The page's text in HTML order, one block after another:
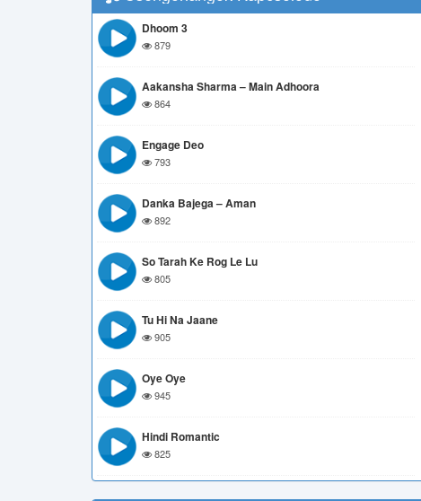
Dhoom 3
879
Aakansha Sharma – Main Adhoora
864
Engage Deo
793
Danka Bajega – Aman
892
So Tarah Ke Rog Le Lu
805
Tu Hi Na Jaane
905
Oye Oye
945
Hindi Romantic
825